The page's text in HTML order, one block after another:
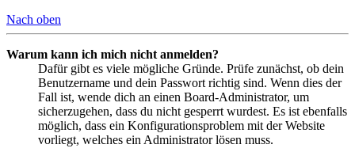
Nach oben
Warum kann ich mich nicht anmelden?
Dafür gibt es viele mögliche Gründe. Prüfe zunächst, ob dein
Benutzername und dein Passwort richtig sind. Wenn dies der
Fall ist, wende dich an einen Board-Administrator, um
sicherzugehen, dass du nicht gesperrt wurdest. Es ist ebenfalls
möglich, dass ein Konfigurationsproblem mit der Website
vorliegt, welches ein Administrator lösen muss.